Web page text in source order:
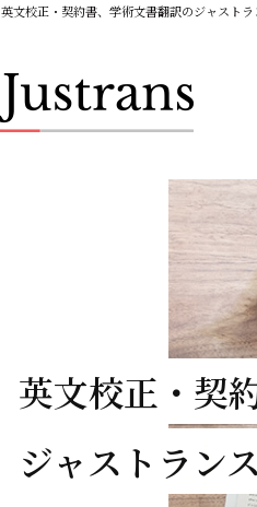
英文校正・契約書、学術文書翻訳のジャストラ
英文校正・契
ジャストランス